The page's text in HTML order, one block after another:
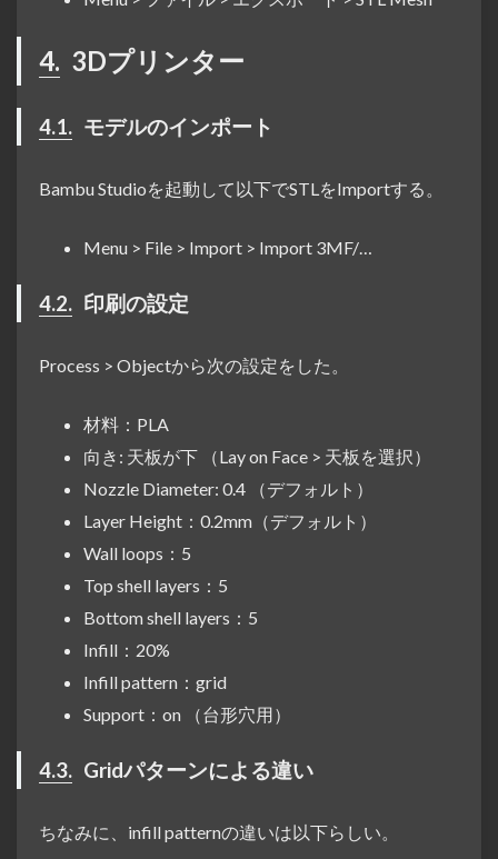
4. 3Dプリンター
4.1. モデルのインポート
Bambu Studioを起動して以下でSTLをImportする。
Menu > File > Import > Import 3MF/…
4.2. 印刷の設定
Process > Objectから次の設定をした。
材料：PLA
向き: 天板が下 （Lay on Face > 天板を選択）
Nozzle Diameter: 0.4 （デフォルト）
Layer Height：0.2mm（デフォルト）
Wall loops：5
Top shell layers：5
Bottom shell layers：5
Infill：20%
Infill pattern：grid
Support：on （台形穴用）
4.3. Gridパターンによる違い
ちなみに、infill patternの違いは以下らしい。